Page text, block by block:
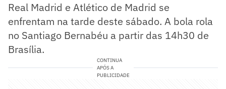
Real Madrid e Atlético de Madrid se
enfrentam na tarde deste sábado. A bola rola
no Santiago Bernabéu a partir das 14h30 de
Brasília.
CONTINUA
APÓS A
PUBLICIDADE